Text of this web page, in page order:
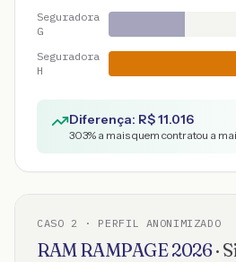
Seguradora
G
Seguradora
H
Diferença: R$11.016
303% a mais quem contratou a
CASO 2 · PERFIL ANONIMIZADO
RAMRAMPAGE2026·